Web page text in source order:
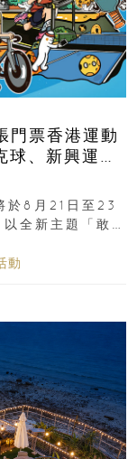
票香港運動
球、新興運
8月21日至23
全新主題「敢
動